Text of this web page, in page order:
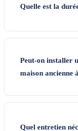
Quelle est la
Peut-on installer
maison ancienne
Quel entretien